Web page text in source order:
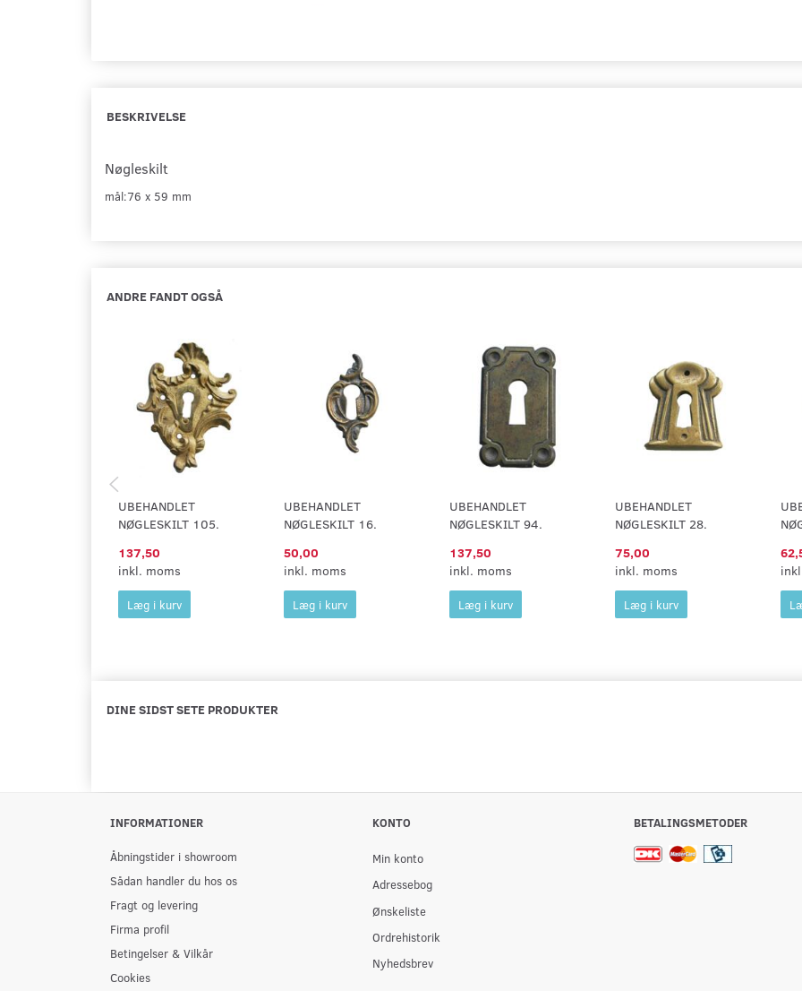
BESKRIVELSE
Nøgleskilt
mål:76 x 59 mm
ANDRE FANDT OGSÅ
UBEHANDLET
NØGLESKILT 105.
137,50
inkl. moms
Læg i kurv
UBEHANDLET
NØGLESKILT 16.
50,00
inkl. moms
Læg i kurv
UBEHANDLET
NØGLESKILT 94.
137,50
inkl. moms
Læg i kurv
UBEHANDLET
NØGLESKILT 28.
75,00
inkl. moms
Læg i kurv
DINE SIDST SETE PRODUKTER
INFORMATIONER
Åbningstider i showroom
Sådan handler du hos os
Fragt og levering
Firma profil
Betingelser & Vilkår
Cookies
KONTO
Min konto
Adressebog
Ønskeliste
Ordrehistorik
Nyhedsbrev
BETALINGSMETODER